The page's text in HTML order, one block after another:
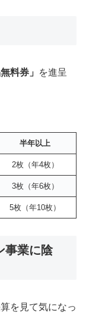
料券」 を進呈
半年以上
2枚（年4枚）
3枚（年6枚）
5枚（年10枚）
事業に陰
を見て気になっ